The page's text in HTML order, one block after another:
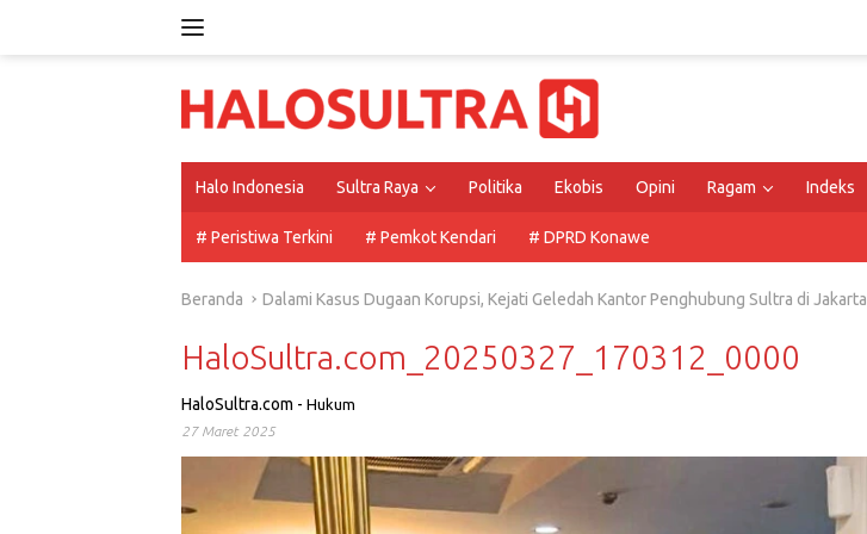
Halo Indonesia Sultra Raya Politika Ekobis Opini Ragam Indeks
# Peristiwa Terkini # Pemkot Kendari # DPRD Konawe
Beranda Dalami Kasus Dugaan Korupsi, Kejati Geledah Kantor Penghubung Sultra di Jakarta
HaloSultra.com_20250327_170312_0000
HaloSultra.com - Hukum
27 Maret 2025